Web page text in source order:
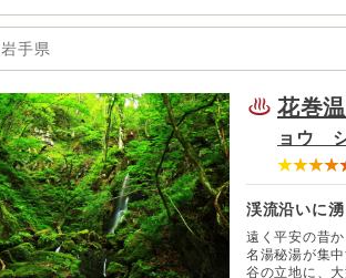
岩手県
花巻
ョウ
渓流沿いに
遠く平安の昔
名湯秘湯が集
谷の立地に、